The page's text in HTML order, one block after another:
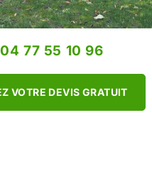
04 77 55 10 96
VOTRE DEVIS GRATUIT